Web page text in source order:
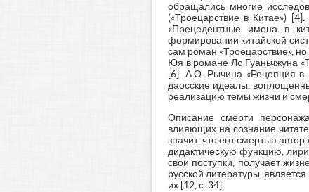
обращались многие
(«Троецарствие в Китае»)
«Прецедентные имена в
формировании китайской
сам роман «Троецарствие»,
Юя в романе Ло Гуаньчжуна
[6], А.О. Рычина «Рецепция в
даосские идеалы,
реализацию темы жизни и
Описание смерти
влияющих на сознание
значит, что его смертью
дидактическую функцию,
свои поступки, получает
русской литературы,
их [12, c. 34].